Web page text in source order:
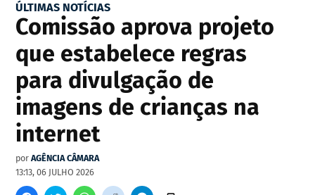
ÚLTIMAS NOTÍCIAS
Comissão aprova projeto
que estabelece regras
para divulgação de
imagens de crianças na
internet
por AGÊNCIA CÂMARA
13:13, 06 JULHO 2026